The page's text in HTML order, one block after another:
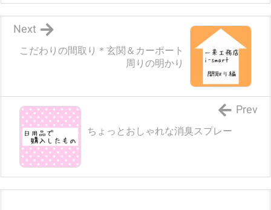
こだわりの間取り＊玄関＆カーポート
周りの明かり
Next
ちょっとおしゃれな消臭スプレー
Prev